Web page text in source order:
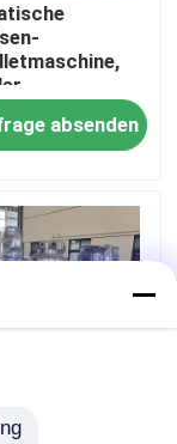
&
für
absenden